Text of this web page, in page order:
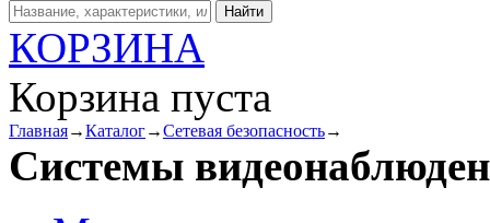
КОРЗИНА
Корзина пуста
Главная→Каталог→Сетевая безопасность→
Системы